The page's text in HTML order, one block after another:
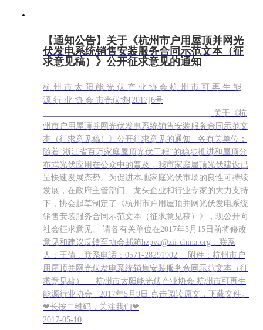
【通知公告】关于《杭州市户用屋顶并网光
伏发电系统销售安装服务合同示范文本（征
求意见稿）》公开征求意见的通知
杭 州 市 太 阳 能 光 伏 产 业 协 会 杭 州 市 可 再 生 能
源 行 业 协 会 市光伏协[2017]6号
_________________________________________ 关于《杭
州市户用屋顶并网光伏发电系统销售安装服务合同示范文
本（征求意见稿）》公开征求意见的通知 各有关单位：
随着“浙江省百万家庭屋顶光伏工程”的稳步推进和屋顶分
布式光伏应用在公众中的普及，我市家庭屋顶光伏建设已
呈快速发展态势。为促进本地家庭光伏市场的良性可持续
发展，在政府主管部门、龙头企业和行业专家的大力支持
下，协会起草制定了《杭州市户用屋顶并网光伏发电系统
销售安装服务合同示范文本（征求意见稿）》，现公开向
社会征求意见。 请各有关单位在2017年5月15日前将修改
意见和建议反馈至协会邮箱hzpva@zii-china.org，联系
人：王倩，联系电话：0571-28291902。 附件：杭州市户
用屋顶并网光伏发电系统销售安装服务合同示范文本（征
求意见稿） 杭州市太阳能光伏产业协会 杭州市可再生
能源行业协会 2017年5月9日 点击阅读原文，下载文件。
❤长按二维码，关注我们❤
2017-05-10